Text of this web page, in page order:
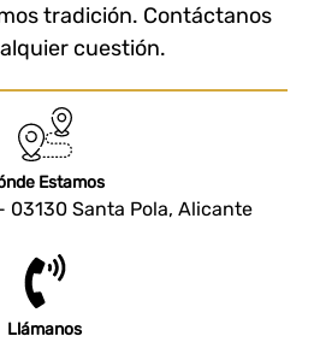
tradición. Contáctanos
cuestión.
Estamos
03130 Santa Pola, Alicante
Llámanos